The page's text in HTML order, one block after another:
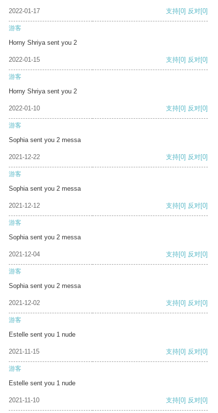
2022-01-17 支持[0] 反对[0]
游客
Horny Shriya sent you 2
2022-01-15 支持[0] 反对[0]
游客
Horny Shriya sent you 2
2022-01-10 支持[0] 反对[0]
游客
Sophia sent you 2 messa
2021-12-22 支持[0] 反对[0]
游客
Sophia sent you 2 messa
2021-12-12 支持[0] 反对[0]
游客
Sophia sent you 2 messa
2021-12-04 支持[0] 反对[0]
游客
Sophia sent you 2 messa
2021-12-02 支持[0] 反对[0]
游客
Estelle sent you 1 nude
2021-11-15 支持[0] 反对[0]
游客
Estelle sent you 1 nude
2021-11-10 支持[0] 反对[0]